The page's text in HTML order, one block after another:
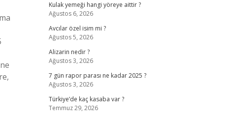
Kulak yemeği hangi yöreye aittir ?
Ağustos 6, 2026
Avcılar özel isim mi ?
Ağustos 5, 2026
Alizarin nedir ?
Ağustos 3, 2026
7 gün rapor parası ne kadar 2025 ?
Ağustos 3, 2026
Türkiye’de kaç kasaba var ?
Temmuz 29, 2026